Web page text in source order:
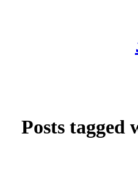
Posts tagged